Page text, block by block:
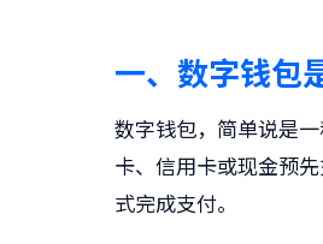
一、 数字钱包
数字钱包，简单说是
卡、信用卡或现金预
式完成支付。